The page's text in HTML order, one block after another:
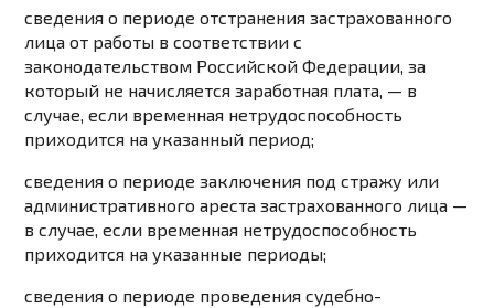
сведения о периоде отстранения застрахованного
лица от работы в соответствии с
законодательством Российской Федерации, за
который не начисляется заработная плата, — в
случае, если временная нетрудоспособность
приходится на указанный период;
сведения о периоде заключения под стражу или
административного ареста застрахованного лица —
в случае, если временная нетрудоспособность
приходится на указанные периоды;
сведения о периоде проведения судебно-